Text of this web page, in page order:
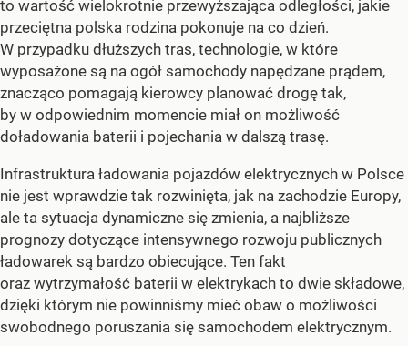
to wartość wielokrotnie przewyższająca odległości, jakie
przeciętna polska rodzina pokonuje na co dzień.
W przypadku dłuższych tras, technologie, w które
wyposażone są na ogół samochody napędzane prądem,
znacząco pomagają kierowcy planować drogę tak,
by w odpowiednim momencie miał on możliwość
doładowania baterii i pojechania w dalszą trasę.
Infrastruktura ładowania pojazdów elektrycznych w Polsce
nie jest wprawdzie tak rozwinięta, jak na zachodzie Europy,
ale ta sytuacja dynamiczne się zmienia, a najbliższe
prognozy dotyczące intensywnego rozwoju publicznych
ładowarek są bardzo obiecujące. Ten fakt
oraz wytrzymałość baterii w elektrykach to dwie składowe,
dzięki którym nie powinniśmy mieć obaw o możliwości
swobodnego poruszania się samochodem elektrycznym.